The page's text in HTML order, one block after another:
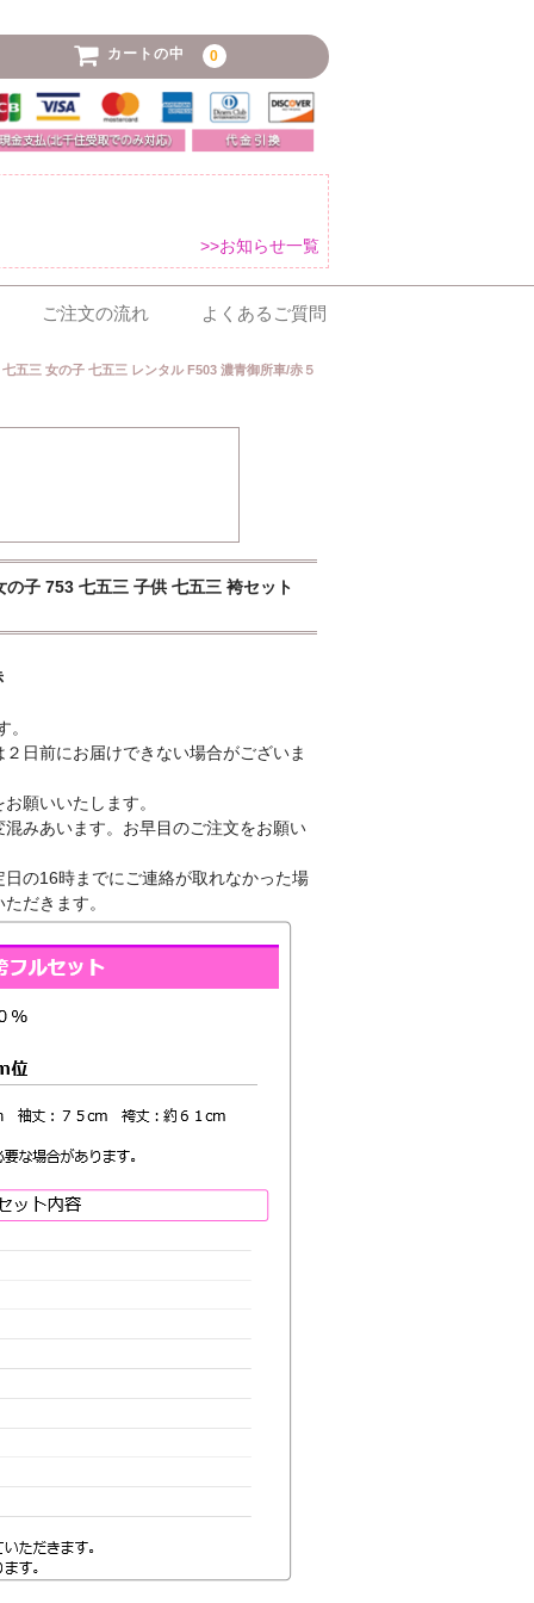
カートの中 0
>>お知らせ一覧
ご注文の流れ よくあるご質問
五三 女の子 七五三 レンタル F503 濃青御所車/赤５
子 753 七五三 子供 七五三 袴セット
日前にお届けできない場合がございま
願いいたします。
みあいます。お早目のご注文をお願い
の16時までにご連絡が取れなかった場
だきます。